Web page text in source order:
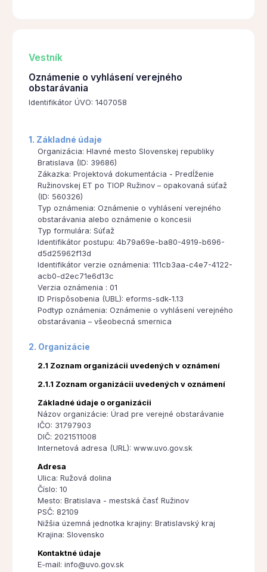
Vestník
Oznámenie o vyhlásení verejného
obstarávania
Identifikátor ÚVO: 1407058
1. Základné údaje
Organizácia: Hlavné mesto Slovenskej republiky
Bratislava (ID: 39686)
Zákazka: Projektová dokumentácia - Predĺženie
Ružinovskej ET po TIOP Ružinov – opakovaná súťaž
(ID: 560326)
Typ oznámenia: Oznámenie o vyhlásení verejného
obstarávania alebo oznámenie o koncesii
Typ formulára: Súťaž
Identifikátor postupu: 4b79a69e-ba80-4919-b696-
d5d25962f13d
Identifikátor verzie oznámenia: 111cb3aa-c4e7-4122-
acb0-d2ec71e6d13c
Verzia oznámenia : 01
ID Prispôsobenia (UBL): eforms-sdk-1.13
Podtyp oznámenia: Oznámenie o vyhlásení verejného
obstarávania – všeobecná smernica
2. Organizácie
2.1 Zoznam organizácii uvedených v oznámení
2.1.1 Zoznam organizácii uvedených v oznámení
Základné údaje o organizácii
Názov organizácie: Úrad pre verejné obstarávanie
IČO: 31797903
DIČ: 2021511008
Internetová adresa (URL): www.uvo.gov.sk
Adresa
Ulica: Ružová dolina
Číslo: 10
Mesto: Bratislava - mestská časť Ružinov
PSČ: 82109
Nižšia územná jednotka krajiny: Bratislavský kraj
Krajina: Slovensko
Kontaktné údaje
E-mail: info@uvo.gov.sk